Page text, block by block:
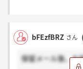
bFEzfBRZ さん
保留メール後、お